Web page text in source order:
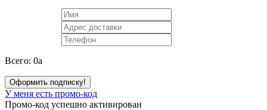
Всего: 0a
Оформить подписку!
У меня есть промо-код
Промо-код успешно активирован